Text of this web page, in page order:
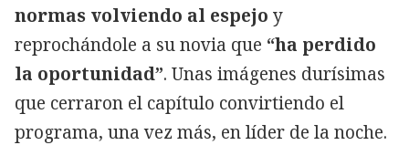
normas volviendo al espejo y
reprochándole a su novia que “ha perdido
la oportunidad”. Unas imágenes durísimas
que cerraron el capítulo convirtiendo el
programa, una vez más, en líder de la noche.